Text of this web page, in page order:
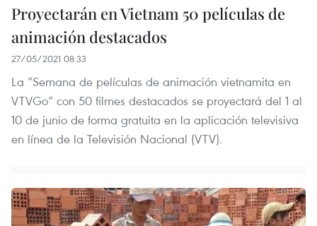
Proyectarán en Vietnam 50 películas de
animación destacados
27/05/2021 08:33
La “Semana de películas de animación vietnamita en
VTVGo” con 50 filmes destacados se proyectará del 1 al
10 de junio de forma gratuita en la aplicación televisiva
en línea de la Televisión Nacional (VTV).